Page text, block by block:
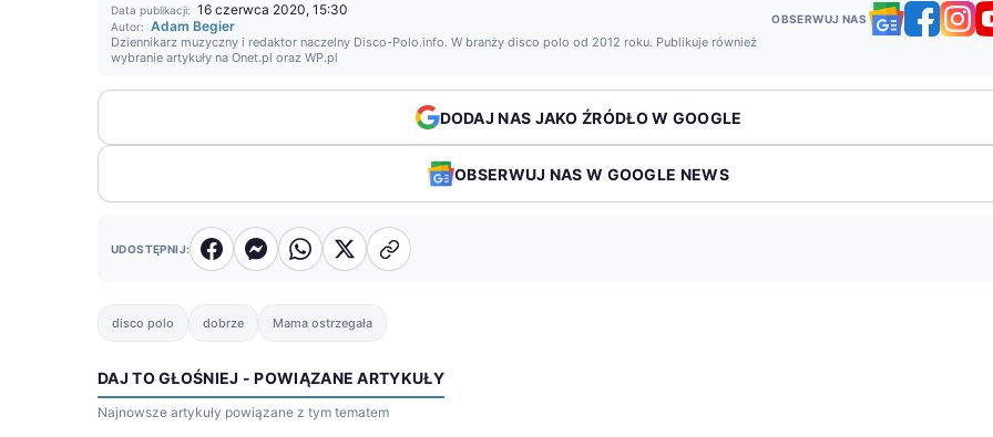
Data publikacji: 16 czerwca 2020, 15:30
Autor: Adam Begier
Dziennikarz muzyczny i redaktor naczelny Disco-Polo.info. W branży disco polo od 2012 roku. Publikuje również
wybranie artykuły na Onet.pl oraz WP.pl
OBSERWUJ NAS
DODAJ NAS JAKO ŹRÓDŁO W GOOGLE
OBSERWUJ NAS W GOOGLE NEWS
UDOSTĘPNIJ:
disco polo dobrze Mama ostrzegała
DAJ TO GŁOŚNIEJ - POWIĄZANE ARTYKUŁY
Najnowsze artykuły powiązane z tym tematem